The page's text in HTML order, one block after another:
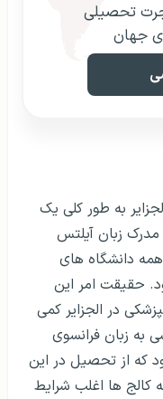
تحصیلی
جهان
به طور کلی یک
به مدرک زبان آیلتس
همه دانشگاه های
حقیقت امر این
در الجزایر کمی
به زبان فرانسوی
که از تحصیل در این
کالج ها اغلب شرایط